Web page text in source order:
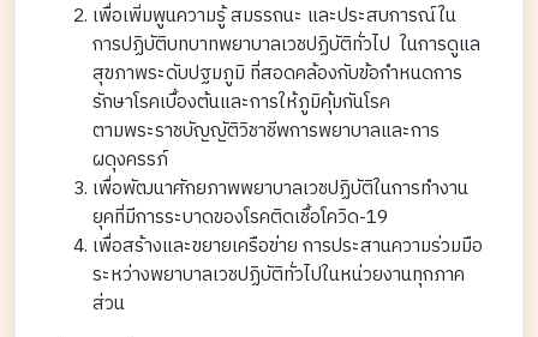
เพื่อเพิ่มพูนความรู้ สมรรถนะ และประสบการณ์ใน
การปฏิบัติบทบาทพยาบาลเวชปฏิบัติทั่วไป ในการดูแล
สุขภาพระดับปฐมภูมิ ที่สอดคล้องกับข้อกำหนดการ
รักษาโรคเบื้องต้นและการให้ภูมิคุ้มกันโรค
ตามพระราชบัญญัติวิชาชีพการพยาบาลและการ
ผดุงครรภ์
เพื่อพัฒนาศักยภาพพยาบาลเวชปฏิบัติในการทำงาน
ยุคที่มีการระบาดของโรคติดเชื้อโควิด-19
เพื่อสร้างและขยายเครือข่าย การประสานความร่วมมือ
ระหว่างพยาบาลเวชปฏิบัติทั่วไปในหน่วยงานทุกภาค
ส่วน